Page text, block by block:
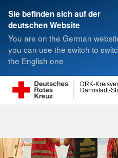
Sie befinden sich auf der
deutschen Website
You are on the German
you can use the switch to
the English one
Darmstadt-
DRK-
Suche